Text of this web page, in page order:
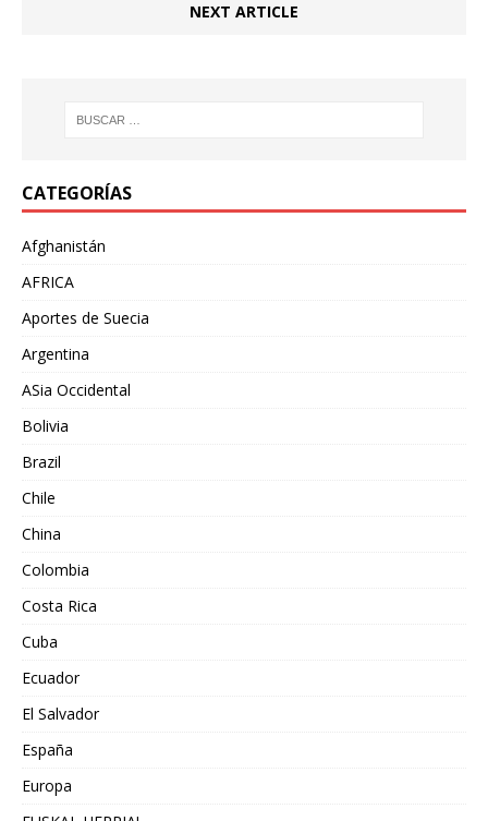
NEXT ARTICLE
CATEGORÍAS
Afghanistán
AFRICA
Aportes de Suecia
Argentina
ASia Occidental
Bolivia
Brazil
Chile
China
Colombia
Costa Rica
Cuba
Ecuador
El Salvador
España
Europa